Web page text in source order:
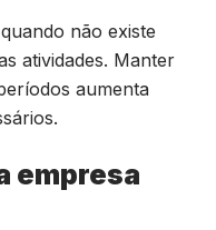
não existe
atividades. Manter
aumenta
empresa